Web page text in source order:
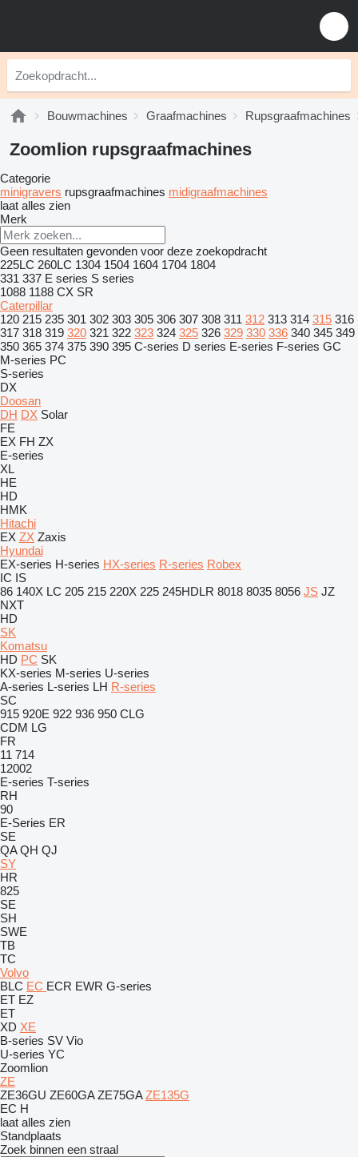
Bouwmachines Graafmachines Rupsgraafmachines
Zoomlion rupsgraafmachines
Categorie
minigravers rupsgraafmachines midigraafmachines
laat alles zien
Merk
Geen resultaten gevonden voor deze zoekopdracht
225LC 260LC 1304 1504 1604 1704 1804
331 337 E series S series
1088 1188 CX SR
Caterpillar
120 215 235 301 302 303 305 306 307 308 311 312 313 314 315 316
317 318 319 320 321 322 323 324 325 326 329 330 336 340 345 349
350 365 374 375 390 395 C-series D series E-series F-series GC
M-series PC
S-series
DX
Doosan
DH DX Solar
FE
EX FH ZX
E-series
XL
HE
HD
HMK
Hitachi
EX ZX Zaxis
Hyundai
EX-series H-series HX-series R-series Robex
IC IS
86 140X LC 205 215 220X 225 245HDLR 8018 8035 8056 JS JZ
NXT
HD
SK
Komatsu
HD PC SK
KX-series M-series U-series
A-series L-series LH R-series
SC
915 920E 922 936 950 CLG
CDM LG
FR
11 714
12002
E-series T-series
RH
90
E-Series ER
SE
QA QH QJ
SY
HR
825
SE
SH
SWE
TB
TC
Volvo
BLC EC ECR EWR G-series
ET EZ
ET
XD XE
B-series SV Vio
U-series YC
Zoomlion
ZE
ZE36GU ZE60GA ZE75GA ZE135G
EC H
laat alles zien
Standplaats
Zoek binnen een straal